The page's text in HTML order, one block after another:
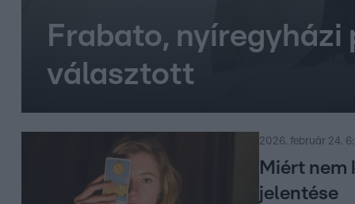
Frabato,
választott
2026. február 24.
Miért
jelentése